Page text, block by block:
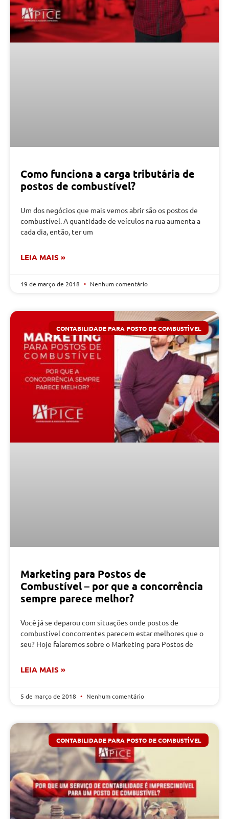
Como funciona a carga tributária de
postos de combustível?
Um dos negócios que mais vemos abrir são os postos de
combustível. A quantidade de veículos na rua aumenta a
cada dia, então, ter um
LEIA MAIS »
19 de março de 2018 Nenhum comentário
CONTABILIDADE PARA POSTO DE COMBUSTÍVEL
Marketing para Postos de
Combustível – por que a concorrência
sempre parece melhor?
Você já se deparou com situações onde postos de
combustível concorrentes parecem estar melhores que o
seu? Hoje falaremos sobre o Marketing para Postos de
LEIA MAIS »
5 de março de 2018 Nenhum comentário
CONTABILIDADE PARA POSTO DE COMBUSTÍVEL